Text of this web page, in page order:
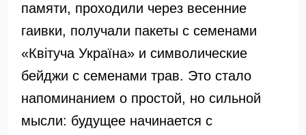
памяти, проходили через весенние
гаивки, получали пакеты с семенами
«Квітуча Україна» и символические
бейджи с семенами трав. Это стало
напоминанием о простой, но сильной
мысли: будущее начинается с